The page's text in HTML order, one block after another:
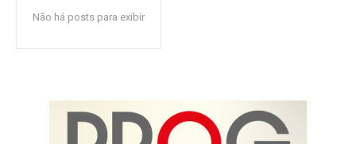
Não há posts para exibir